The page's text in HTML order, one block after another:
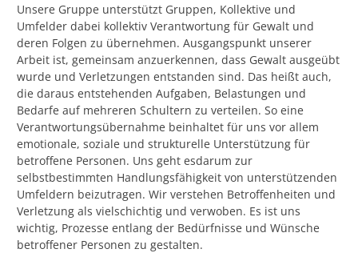
Unsere Gruppe unterstützt Gruppen, Kollektive und
Umfelder dabei kollektiv Verantwortung für Gewalt und
deren Folgen zu übernehmen. Ausgangspunkt unserer
Arbeit ist, gemeinsam anzuerkennen, dass Gewalt ausgeübt
wurde und Verletzungen entstanden sind. Das heißt auch,
die daraus entstehenden Aufgaben, Belastungen und
Bedarfe auf mehreren Schultern zu verteilen. So eine
Verantwortungsübernahme beinhaltet für uns vor allem
emotionale, soziale und strukturelle Unterstützung für
betroffene Personen. Uns geht esdarum zur
selbstbestimmten Handlungsfähigkeit von unterstützenden
Umfeldern beizutragen. Wir verstehen Betroffenheiten und
Verletzung als vielschichtig und verwoben. Es ist uns
wichtig, Prozesse entlang der Bedürfnisse und Wünsche
betroffener Personen zu gestalten.